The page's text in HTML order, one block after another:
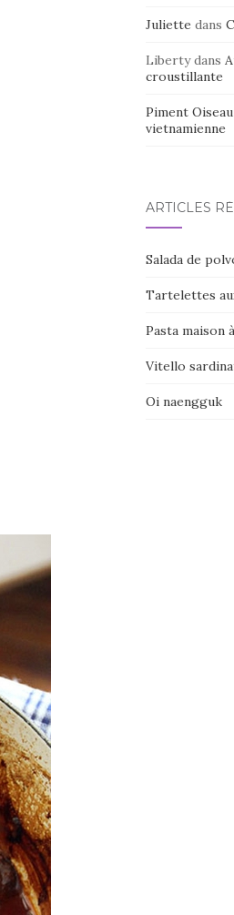
Juliette dans
Libertydans
croustillante
Piment Oiseau
vietnamienne
ARTICLES
Salada de
Tartelettes
Pasta maison
Vitello
Oi naengguk